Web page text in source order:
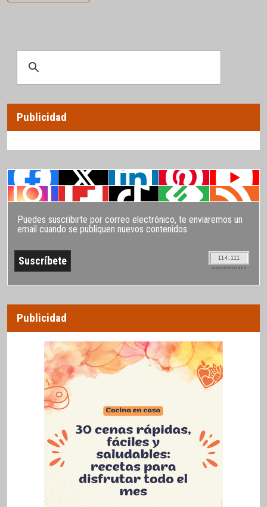
Publicidad
Puedes suscribirte por correo electrónico, te enviaremos un
email cuando se publiquen nuevos contenidos
114.111
SUSCRIPTORES
Publicidad